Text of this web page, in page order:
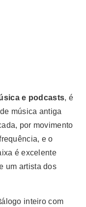
e podcasts, é
música antiga
por movimento
e o
é excelente
um artista dos
inteiro com